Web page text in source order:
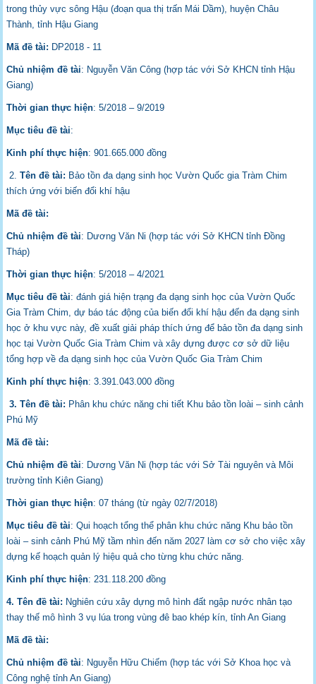
trong thủy vực sông Hậu (đoạn qua thị trấn Mái Dầm), huyện Châu
Thành, tỉnh Hậu Giang
Mã đề tài: DP2018 - 11
Chủ nhiệm đề tài: Nguyễn Văn Công (hợp tác với Sở KHCN tỉnh Hậu
Giang)
Thời gian thực hiện: 5/2018 – 9/2019
Mục tiêu đề tài:
Kinh phí thực hiện: 901.665.000 đồng
2.Tên đề tài: Bảo tồn đa dạng sinh học Vườn Quốc gia Tràm Chim
thích ứng với biến đổi khí hậu
Mã đề tài:
Chủ nhiệm đề tài: Dương Văn Ni (hợp tác với Sở KHCN tỉnh Đồng
Tháp)
Thời gian thực hiện: 5/2018 – 4/2021
Mục tiêu đề tài: đánh giá hiện trạng đa dạng sinh học của Vườn Quốc
Gia Tràm Chim, dự báo tác động của biến đổi khí hậu đến đa dạng sinh
học ở khu vực này, đề xuất giải pháp thích ứng để bảo tồn đa dạng sinh
học tại Vườn Quốc Gia Tràm Chim và xây dựng được cơ sở dữ liệu
tổng hợp về đa dạng sinh học của Vườn Quốc Gia Tràm Chim
Kinh phí thực hiện: 3.391.043.000 đồng
3. Tên đề tài: Phân khu chức năng chi tiết Khu bảo tồn loài – sinh cảnh
Phú Mỹ
Mã đề tài:
Chủ nhiệm đề tài: Dương Văn Ni (hợp tác với Sở Tài nguyên và Môi
trường tỉnh Kiên Giang)
Thời gian thực hiện: 07 tháng (từ ngày 02/7/2018)
Mục tiêu đề tài: Qui hoạch tổng thể phân khu chức năng Khu bảo tồn
loài – sinh cảnh Phú Mỹ tầm nhìn đến năm 2027 làm cơ sở cho việc xây
dựng kế hoạch quản lý hiệu quả cho từng khu chức năng.
Kinh phí thực hiện: 231.118.200 đồng
4. Tên đề tài: Nghiên cứu xây dựng mô hình đất ngập nước nhân tạo
thay thế mô hình 3 vụ lúa trong vùng đê bao khép kín, tỉnh An Giang
Mã đề tài:
Chủ nhiệm đề tài: Nguyễn Hữu Chiếm (hợp tác với Sở Khoa học và
Công nghệ tỉnh An Giang)